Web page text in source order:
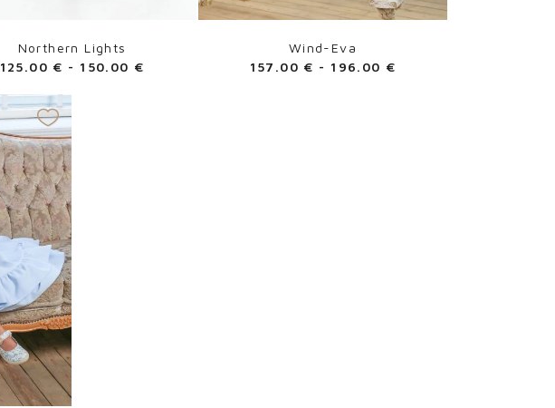
Northern Lights
125.00 € - 150.00 €
Wind-Eva
157.00 € - 196.00 €